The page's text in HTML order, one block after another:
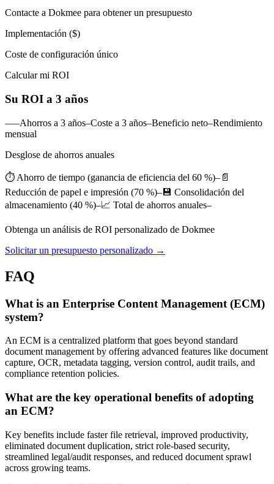
Contacte a Dokmee para obtener un presupuesto
Implementación ($)
Coste de configuración único
Calcular mi ROI
Su ROI a 3 años
–––Ahorros a 3 años–Coste a 3 años–Beneficio neto–Rendimiento
mensual
Desglose de ahorros anuales
⏱️ Ahorro de tiempo (ganancia de eficiencia del 60 %)–📄
Reducción de papel e impresión (70 %)–💾 Consolidación del
almacenamiento (40 %)–📈 Total de ahorros anuales–
Obtenga un análisis de ROI personalizado de Dokmee
Solicitar un presupuesto personalizado →
FAQ
What is an Enterprise Content Management (ECM)
system?
An ECM is a centralized platform that goes beyond standard
document management by offering advanced features like document
capture, OCR, metadata tagging, version control, audit trails, and
compliance retention policies.
What are the key operational benefits of adopting
an ECM?
Key benefits include faster file retrieval, improved productivity,
eliminated document duplication, strict role-based security,
streamlined legal/audit responses, and reduced document sprawl
across growing teams.